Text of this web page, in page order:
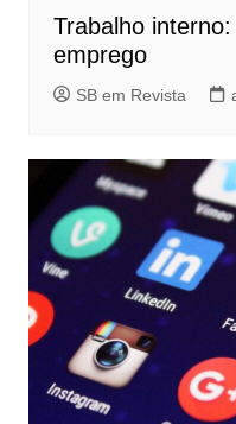
Trabalho
emprego
SB em Revista